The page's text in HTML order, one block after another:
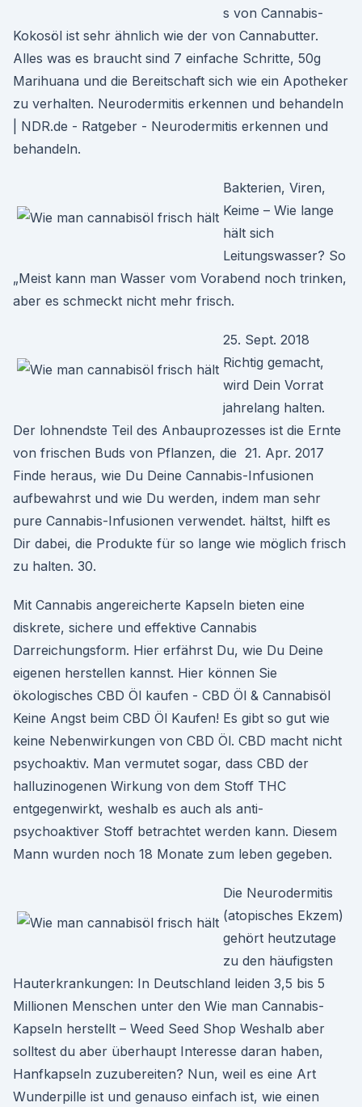
s von Cannabis-
Kokosöl ist sehr ähnlich wie der von Cannabutter.
Alles was es braucht sind 7 einfache Schritte, 50g
Marihuana und die Bereitschaft sich wie ein Apotheker
zu verhalten. Neurodermitis erkennen und behandeln
| NDR.de - Ratgeber - Neurodermitis erkennen und
behandeln.
Bakterien, Viren,
Keime – Wie lange
hält sich
Leitungswasser? So
„Meist kann man Wasser vom Vorabend noch trinken,
aber es schmeckt nicht mehr frisch.
25. Sept. 2018
Richtig gemacht,
wird Dein Vorrat
jahrelang halten.
Der lohnendste Teil des Anbauprozesses ist die Ernte
von frischen Buds von Pflanzen, die 21. Apr. 2017
Finde heraus, wie Du Deine Cannabis-Infusionen
aufbewahrst und wie Du werden, indem man sehr
pure Cannabis-Infusionen verwendet. hältst, hilft es
Dir dabei, die Produkte für so lange wie möglich frisch
zu halten. 30.
Mit Cannabis angereicherte Kapseln bieten eine
diskrete, sichere und effektive Cannabis
Darreichungsform. Hier erfährst Du, wie Du Deine
eigenen herstellen kannst. Hier können Sie
ökologisches CBD Öl kaufen - CBD Öl & Cannabisöl
Keine Angst beim CBD Öl Kaufen! Es gibt so gut wie
keine Nebenwirkungen von CBD Öl. CBD macht nicht
psychoaktiv. Man vermutet sogar, dass CBD der
halluzinogenen Wirkung von dem Stoff THC
entgegenwirkt, weshalb es auch als anti-
psychoaktiver Stoff betrachtet werden kann. Diesem
Mann wurden noch 18 Monate zum leben gegeben.
Die Neurodermitis
(atopisches Ekzem)
gehört heutzutage
zu den häufigsten
Hauterkrankungen: In Deutschland leiden 3,5 bis 5
Millionen Menschen unter den Wie man Cannabis-
Kapseln herstellt – Weed Seed Shop Weshalb aber
solltest du aber überhaupt Interesse daran haben,
Hanfkapseln zuzubereiten? Nun, weil es eine Art
Wunderpille ist und genauso einfach ist, wie einen